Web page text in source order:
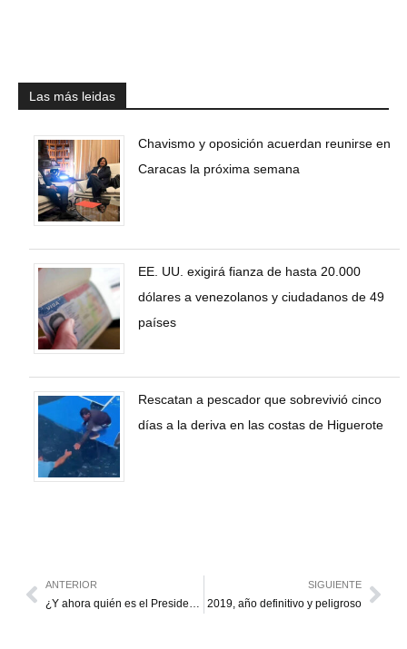
Las más leidas
Chavismo y oposición acuerdan reunirse en
Caracas la próxima semana
EE. UU. exigirá fianza de hasta 20.000
dólares a venezolanos y ciudadanos de 49
países
Rescatan a pescador que sobrevivió cinco
días a la deriva en las costas de Higuerote
ANTERIOR
¿Y ahora quién es el Presidente?
SIGUIENTE
2019, año definitivo y peligroso